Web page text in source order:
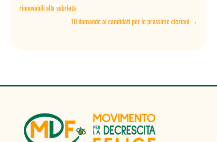
rinnovabili alla sobrietà
10 domande ai candidati per le prossime elezioni→